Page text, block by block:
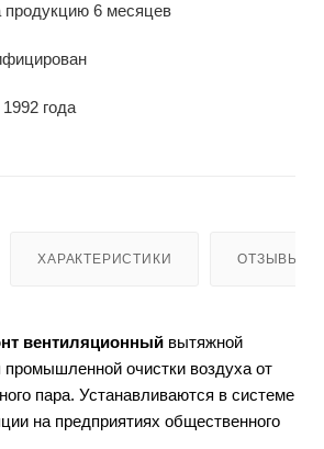
продукцию 6 месяцев
года
ХАРАКТЕРИСТИКИ ОТЗЫВЫ
вентиляционный вытяжной
очистки воздуха от
пара. Устанавливаются в системе
на предприятиях общественного